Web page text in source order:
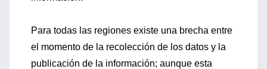
Para todas las regiones existe una brecha entre
el momento de la recolección de los datos y la
publicación de la información; aunque esta